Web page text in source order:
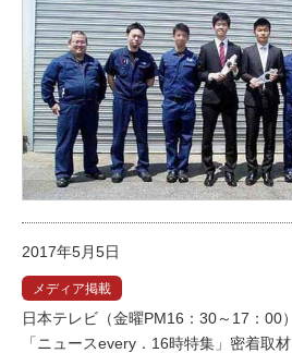
2017年5月5日
メディア掲載
日本テレビ（金曜PM16：30～17：00）
「ニュースevery．16時特集」密着取材